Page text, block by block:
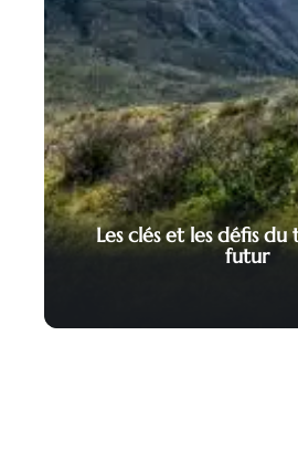
Les clés et les défis
futur